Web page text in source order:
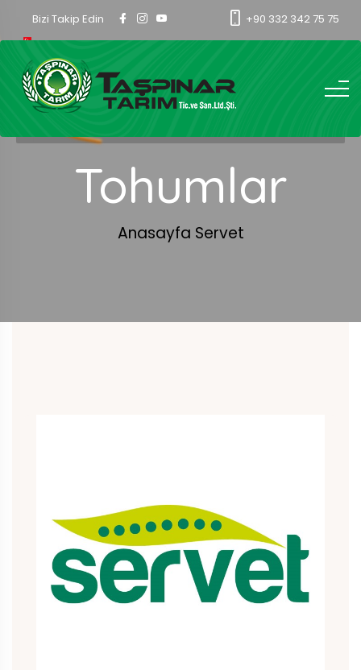
Bizi Takip Edin +90 332 342 75 75
Tohumlar
Anasayfa Servet